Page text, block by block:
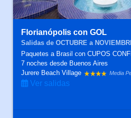
Florianópolis con GOL
Salidas de OCTUBRE a
Paquetes a Brasil con CUPOS
7 nochesdesde Buenos Aires
Jurere Beach Village
Media
Ver salidas